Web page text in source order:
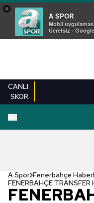
×
A SPOR
Mobil
Ücretsiz -
CANLI
SKOR
A Spor Fenerbahçe